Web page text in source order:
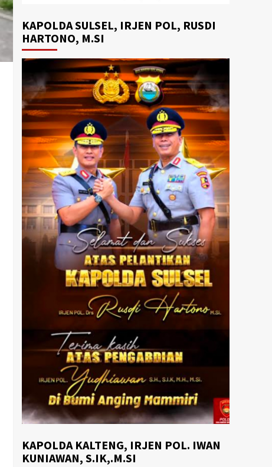
KAPOLDA SULSEL, IRJEN POL, RUSDI
HARTONO, M.SI
KAPOLDA KALTENG, IRJEN POL. IWAN
KUNIAWAN, S.IK,.M.SI